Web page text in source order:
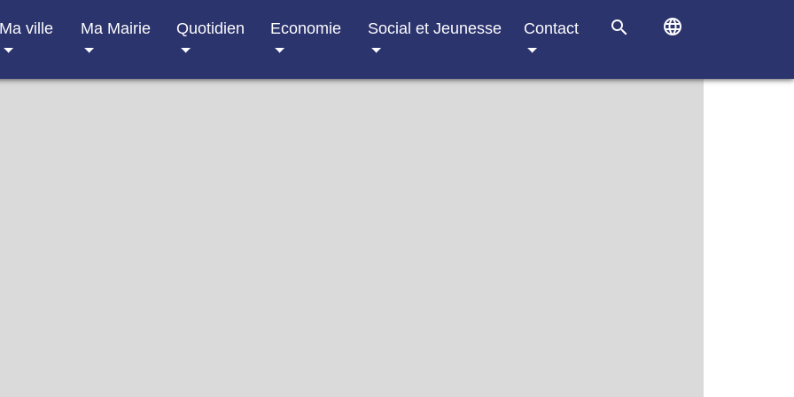
Ma ville Ma Mairie Quotidien Economie Social et Jeunesse Contact search language